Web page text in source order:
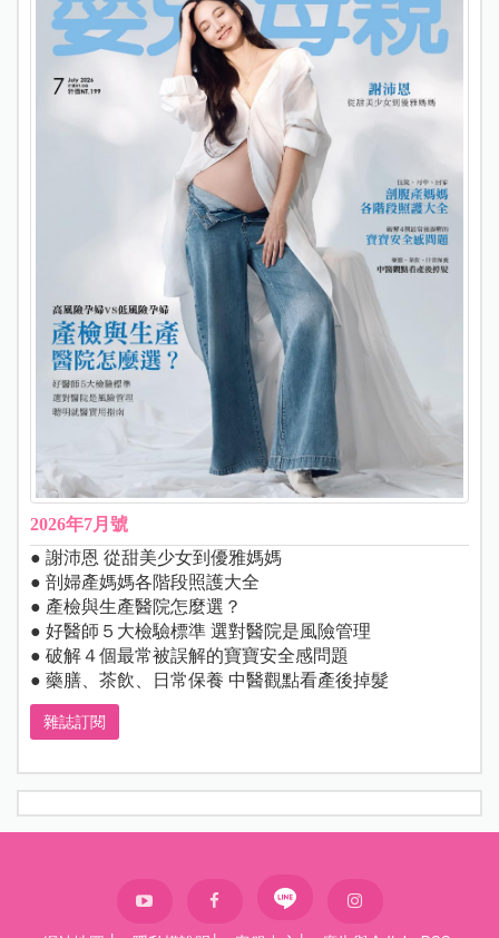
2026年7月號
● 謝沛恩 從甜美少女到優雅媽媽
● 剖婦產媽媽各階段照護大全
● 產檢與生產醫院怎麼選？
● 好醫師５大檢驗標準 選對醫院是風險管理
● 破解４個最常被誤解的寶寶安全感問題
● 藥膳、茶飲、日常保養 中醫觀點看產後掉髮
雜誌訂閱